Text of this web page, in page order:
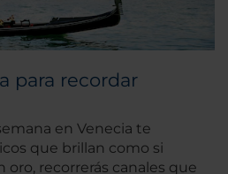
para recordar
en Venecia te
que brillan como si
oro, recorrerás canales que